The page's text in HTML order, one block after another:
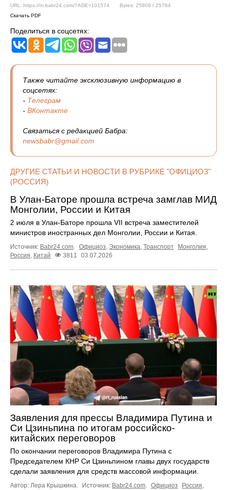
URL: https://m.babr24.com/?ADE=101574
Bytes: 25809 / 25784
Скачать PDF
Поделиться в соцсетях:
Также читайте эксклюзивную информацию в
соцсетях:
- Телеграм
- ВКонтакте
Связаться с редакцией Бабра:
newsbabr@gmail.com
ДРУГИЕ СТАТЬИ И НОВОСТИ В РУБРИКЕ "ОФИЦИОЗ"
(РОССИЯ)
В Улан-Баторе прошла встреча замглав МИД
Монголии, России и Китая
2 июля в Улан-Баторе прошла VII встреча заместителей
министров иностранных дел Монголии, России и Китая.
Источник: Babr24.com. Официоз, Экономика, Транспорт Монголия,
Россия, Китай 3811 03.07.2026
Заявления для прессы Владимира Путина и
Си Цзиньпина по итогам российско-
китайских переговоров
По окончании переговоров Владимира Путина с
Председателем КНР Си Цзиньпином главы двух государств
сделали заявления для средств массовой информации.
Автор: Лера Крышкина. Источник: Babr24.com. Официоз Россия,